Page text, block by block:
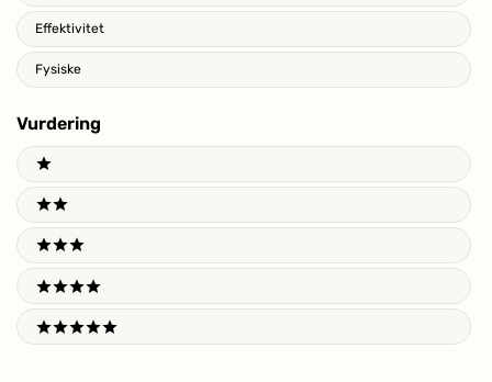
Effektivitet
Fysiske
Vurdering
Ratings
1 stars
2 stars
3 stars
4 stars
5 stars